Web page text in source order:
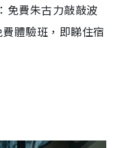
免費朱古力敲敲波
體驗班，即睇住宿